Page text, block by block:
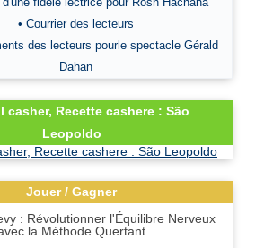
• Courrier des lecteurs
des lecteurs pourle spectacle Gérald
Dahan
casher, Recette cashere : São
Leopoldo
Jouer / Gagner
: Révolutionner l'Équilibre Nerveux
la Méthode Quertant